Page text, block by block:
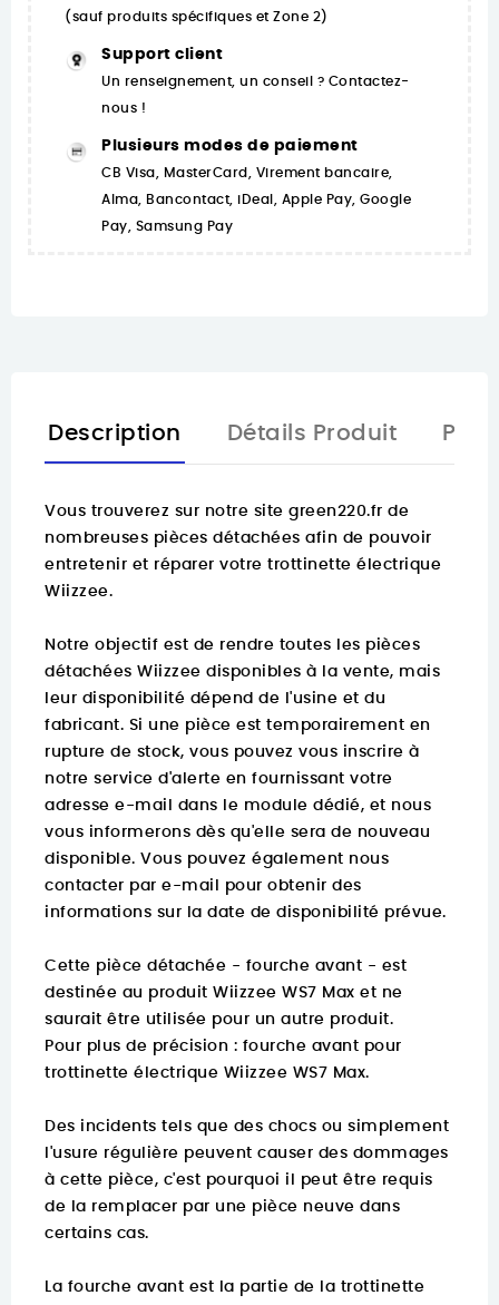
(sauf produits spécifiques et Zone 2)
Support client
Un renseignement, un conseil ? Contactez-
nous !
Plusieurs modes de paiement
CB Visa, MasterCard, Virement bancaire,
Alma, Bancontact, iDeal, Apple Pay, Google
Pay, Samsung Pay
Description Détails Produit
Vous trouverez sur notre site green220.fr de
nombreuses pièces détachées afin de pouvoir
entretenir et réparer votre trottinette électrique
Wiizzee.
Notre objectif est de rendre toutes les pièces
détachées Wiizzee disponibles à la vente, mais
leur disponibilité dépend de l'usine et du
fabricant. Si une pièce est temporairement en
rupture de stock, vous pouvez vous inscrire à
notre service d'alerte en fournissant votre
adresse e-mail dans le module dédié, et nous
vous informerons dès qu'elle sera de nouveau
disponible. Vous pouvez également nous
contacter par e-mail pour obtenir des
informations sur la date de disponibilité prévue.
Cette pièce détachée - fourche avant - est
destinée au produit Wiizzee WS7 Max et ne
saurait être utilisée pour un autre produit.
Pour plus de précision : fourche avant pour
trottinette électrique Wiizzee WS7 Max.
Des incidents tels que des chocs ou simplement
l'usure régulière peuvent causer des dommages
à cette pièce, c'est pourquoi il peut être requis
de la remplacer par une pièce neuve dans
certains cas.
La fourche avant est la partie de la trottinette